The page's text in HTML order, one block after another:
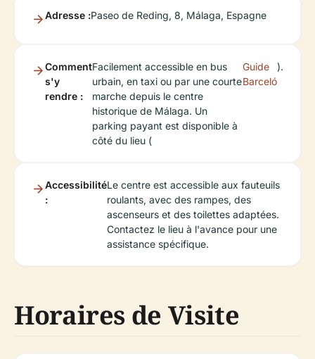
Adresse :Paseo de Reding, 8, Málaga, Espagne
Comment
s'y
rendre :
Facilement accessible en bus
urbain, en taxi ou par une courte
marche depuis le centre
historique de Málaga. Un
parking payant est disponible à
côté du lieu (
Guide
Barceló
).
Accessibilité
:
Le centre est accessible aux fauteuils
roulants, avec des rampes, des
ascenseurs et des toilettes adaptées.
Contactez le lieu à l'avance pour une
assistance spécifique.
Horaires de Visite